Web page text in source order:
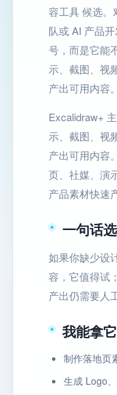
容工具 候选。
队或 AI 产品
号，而是它能
示、截图、视
产出可用内容。
Excalidraw+
示、截图、视
产出可用内容
页、社媒、演
产品素材快速
一句话
如果你缺少设
容，它值得试
产出仍需要人
我能拿
制作落地页
生成 Logo